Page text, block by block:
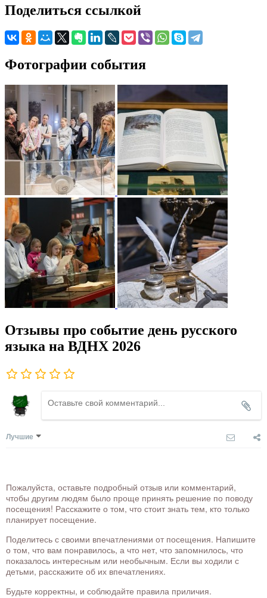
Поделиться ссылкой
Фотографии события
Отзывы про событие день русского
языка на ВДНХ 2026
Лучшие
Пожалуйста, оставьте подробный отзыв или комментарий,
чтобы другим людям было проще принять решение по поводу
посещения! Расскажите о том, что стоит знать тем, кто только
планирует посещение.
Поделитесь с своими впечатлениями от посещения. Напишите
о том, что вам понравилось, а что нет, что запомнилось, что
показалось интересным или необычным. Если вы ходили с
детьми, расскажите об их впечатлениях.
Будьте корректны, и соблюдайте правила приличия.